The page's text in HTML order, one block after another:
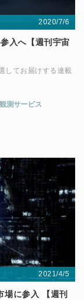
2020/7/6
入へ【週刊宇宙
してお届けする連載
測サービス
2021/4/5
に参入 【週刊